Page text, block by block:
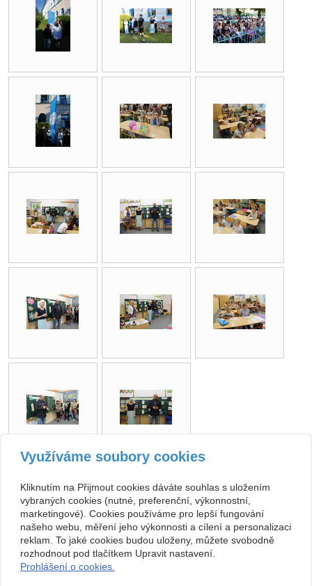
Kontakt
ZŠ, Sobotka, okres Jičín
Jičínská 136, 507 43 Sobotka
710 01 379
nejsme plátci DPH
493 571 539, 493 599 140
skola@zssobotka.cz
Využíváme soubory cookies
Kliknutím na Přijmout cookies dáváte souhlas s uložením
vybraných cookies (nutné, preferenční, výkonnostní,
marketingové). Cookies používáme pro lepší fungování
našeho webu, měření jeho výkonnosti a cílení a personalizaci
reklam. To jaké cookies budou uloženy, můžete svobodně
rozhodnout pod tlačítkem Upravit nastavení.
Prohlášení o cookies.